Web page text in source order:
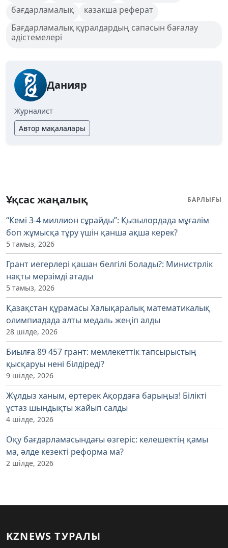
бағдарламалық
казакша реферат
Бағдарламалық құралдардың сапасын бағалау
әдістемелері
Данияр
Журналист
Автор мақалалары
Ұқсас жаңалық БАРЛЫҒЫ
“Кемі 3-4 миллион сұрайды”: Қызылордада мұғалім
боп жұмысқа тұру үшін қанша ақша керек?
5 тамыз, 2026
Грант иегерлері қашан белгілі болады?: Министрлік
нақты мерзімді атады
5 тамыз, 2026
Қазақстан құрамасы Халықаралық математикалық
олимпиадада алты медаль жеңіп алды
28 шілде, 2026
Биылға 89 457 грант: мемлекеттік тапсырыстың
қысқаруы нені білдіреді?
9 шілде, 2026
Жұлдыз ханым, ертерек Ақордаға барыңыз! Білікті
ұстаз шындықты жайып салды
4 шілде, 2026
Оқу бағдарламасындағы өзгеріс: келешектің қамы
ма, әлде кезекті реформа ма?
2 шілде, 2026
KZNEWS ТУРАЛЫ